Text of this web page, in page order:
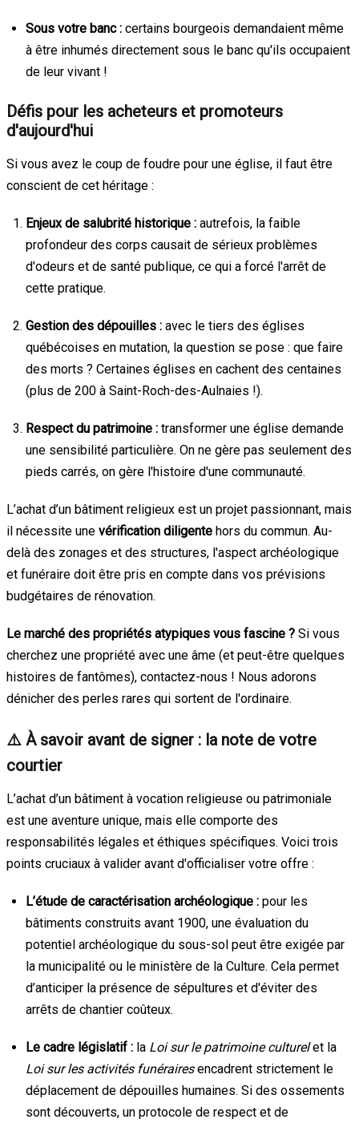
Sous votre banc : certains bourgeois demandaient même
à être inhumés directement sous le banc qu'ils occupaient
de leur vivant !
Défis pour les acheteurs et promoteurs
d'aujourd'hui
Si vous avez le coup de foudre pour une église, il faut être
conscient de cet héritage :
Enjeux de salubrité historique : autrefois, la faible
profondeur des corps causait de sérieux problèmes
d'odeurs et de santé publique, ce qui a forcé l'arrêt de
cette pratique.
Gestion des dépouilles : avec le tiers des églises
québécoises en mutation, la question se pose : que faire
des morts ? Certaines églises en cachent des centaines
(plus de 200 à Saint-Roch-des-Aulnaies !).
Respect du patrimoine : transformer une église demande
une sensibilité particulière. On ne gère pas seulement des
pieds carrés, on gère l'histoire d'une communauté.
L’achat d’un bâtiment religieux est un projet passionnant, mais
il nécessite une vérification diligente hors du commun. Au-
delà des zonages et des structures, l'aspect archéologique
et funéraire doit être pris en compte dans vos prévisions
budgétaires de rénovation.
Le marché des propriétés atypiques vous fascine ? Si vous
cherchez une propriété avec une âme (et peut-être quelques
histoires de fantômes), contactez-nous ! Nous adorons
dénicher des perles rares qui sortent de l'ordinaire.
⚠️ À savoir avant de signer : la note de votre
courtier
L’achat d’un bâtiment à vocation religieuse ou patrimoniale
est une aventure unique, mais elle comporte des
responsabilités légales et éthiques spécifiques. Voici trois
points cruciaux à valider avant d'officialiser votre offre :
L’étude de caractérisation archéologique : pour les
bâtiments construits avant 1900, une évaluation du
potentiel archéologique du sous-sol peut être exigée par
la municipalité ou le ministère de la Culture. Cela permet
d’anticiper la présence de sépultures et d'éviter des
arrêts de chantier coûteux.
Le cadre législatif : la Loi sur le patrimoine culturelet la
Loi sur les activités funérairesencadrent strictement le
déplacement de dépouilles humaines. Si des ossements
sont découverts, un protocole de respect et de